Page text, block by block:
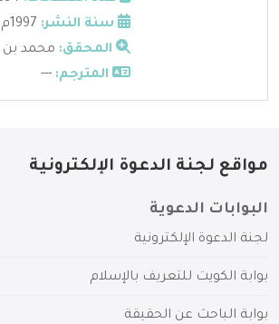
سنة النشر:
المحقق: محمد بن
المترجم: ---
مواقع لجنة الدعوة الإلكترونية
البوابات الدعوية
لجنة الدعوة الإلكترونية
بوابة الكويت للتعريف بالإسلام
بوابة الباحث عن الحقيقة